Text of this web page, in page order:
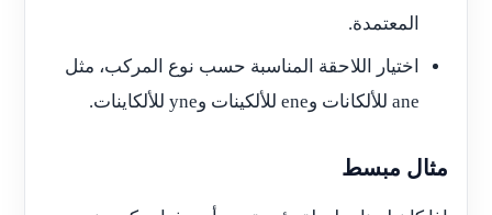
المعتمدة.
اختيار اللاحقة المناسبة حسب نوع المركب، مثل
ane للألكانات وene للألكينات وyne للألكاينات.
مثال مبسط